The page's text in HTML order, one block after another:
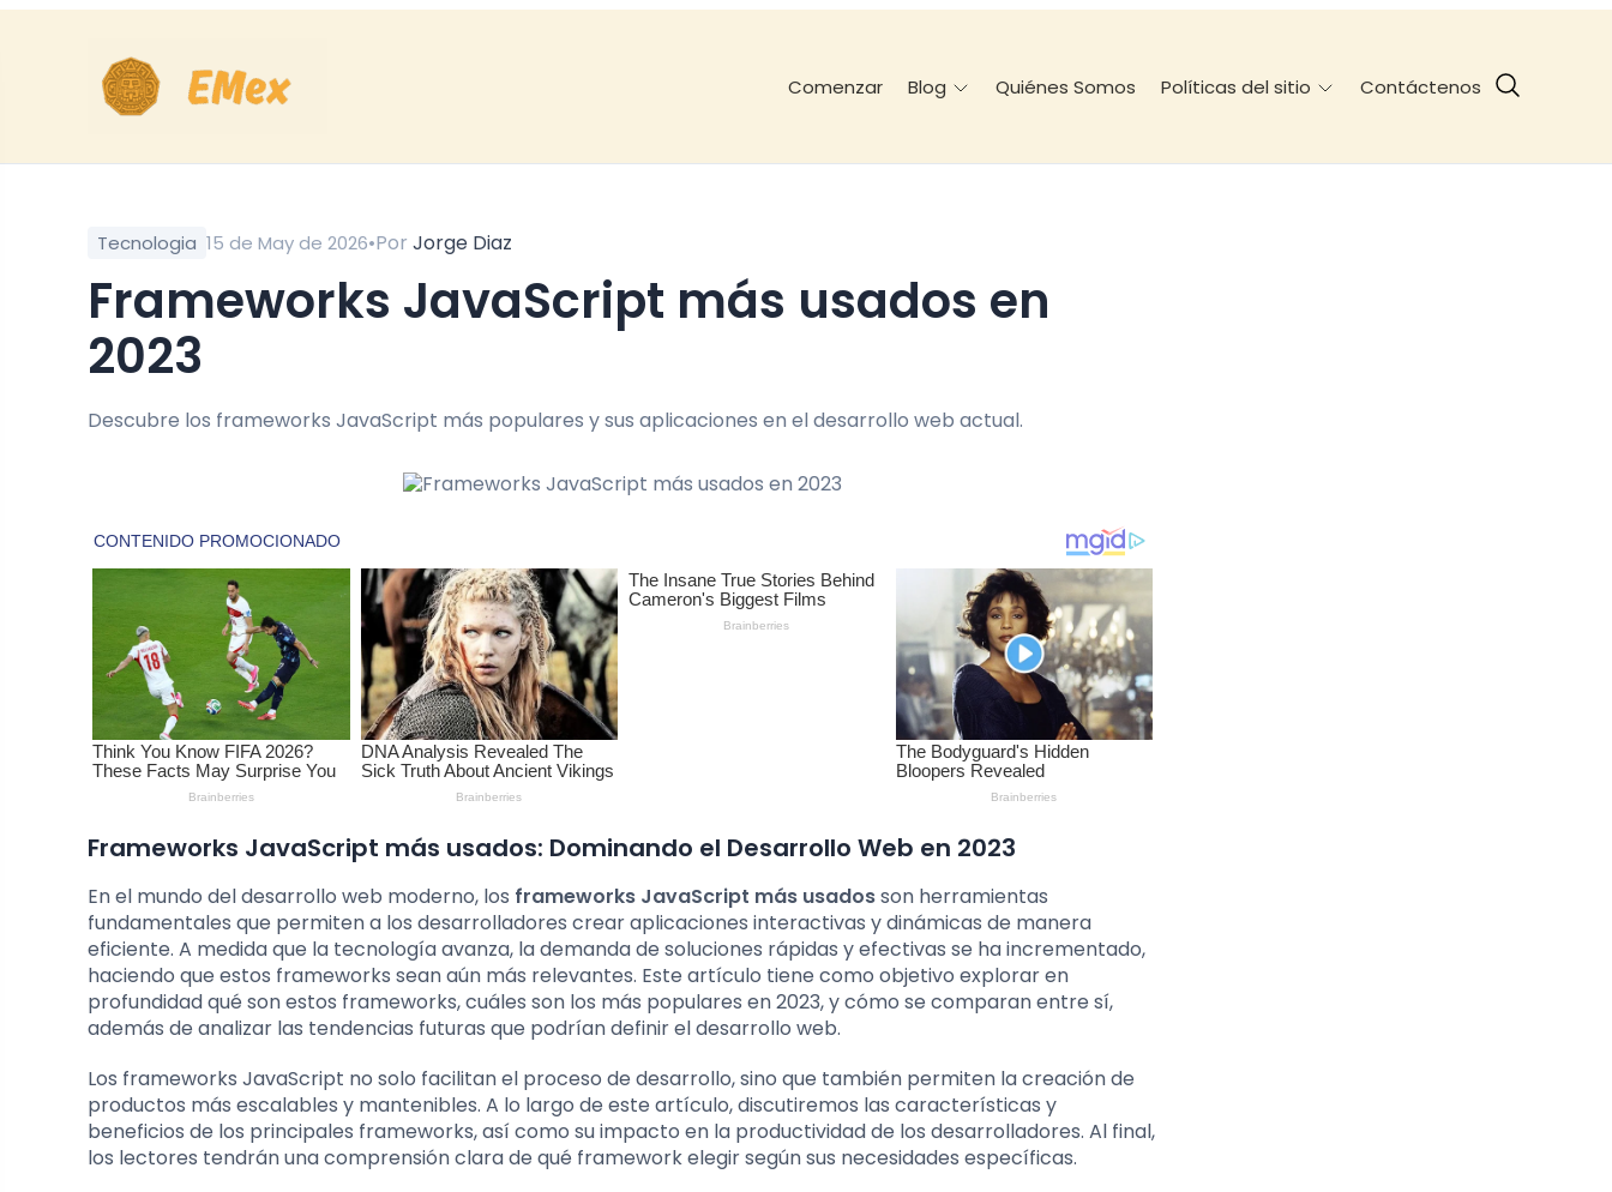
Comenzar Blog Quiénes Somos Políticas del sitio Contáctenos
Tecnologia 15 de May de 2026•Por Jorge Diaz
Frameworks JavaScript más usados en
2023
Descubre los frameworks JavaScript más populares y sus aplicaciones en el desarrollo web actual.
Frameworks JavaScript más usados: Dominando el Desarrollo Web en 2023
En el mundo del desarrollo web moderno, los frameworks JavaScript más usadosson herramientas
fundamentales que permiten a los desarrolladores crear aplicaciones interactivas y dinámicas de manera
eficiente. A medida que la tecnología avanza, la demanda de soluciones rápidas y efectivas se ha incrementado,
haciendo que estos frameworks sean aún más relevantes. Este artículo tiene como objetivo explorar en
profundidad qué son estos frameworks, cuáles son los más populares en 2023, y cómo se comparan entre sí,
además de analizar las tendencias futuras que podrían definir el desarrollo web.
Los frameworks JavaScript no solo facilitan el proceso de desarrollo, sino que también permiten la creación de
productos más escalables y mantenibles. A lo largo de este artículo, discutiremos las características y
beneficios de los principales frameworks, así como su impacto en la productividad de los desarrolladores. Al final,
los lectores tendrán una comprensión clara de qué framework elegir según sus necesidades específicas.